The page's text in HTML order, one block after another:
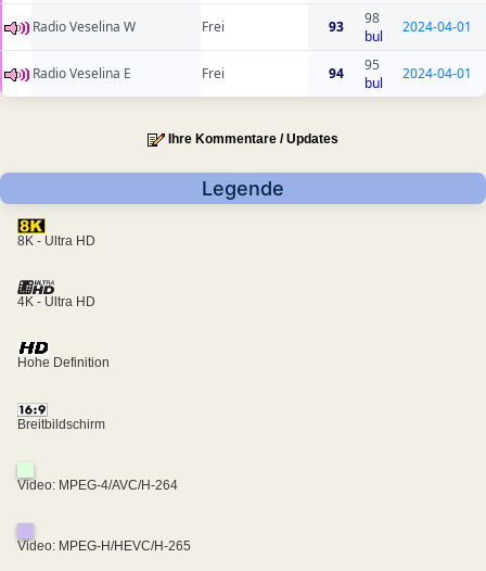
Radio Veselina W Frei 93
98
bul
2024-04-01
Radio Veselina E Frei 94
95
bul
2024-04-01
Ihre Kommentare / Updates
Legende
8K - Ultra HD
4K - Ultra HD
Hohe Definition
Breitbildschirm
Video: MPEG-4/AVC/H-264
Video: MPEG-H/HEVC/H-265